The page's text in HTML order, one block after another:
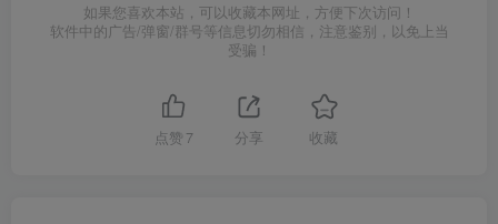
如果您喜欢本站，可以收藏本网址，方便下次访问！
软件中的广告/弹窗/群号等信息切勿相信，注意鉴别，以免上当
受骗！
点赞 7 分享 收藏